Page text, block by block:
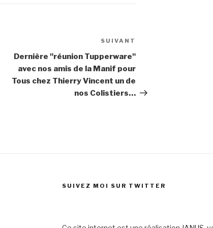
SUIVANT
Dernière "réunion Tupperware"
avec nos amis de la Manif pour
Tous chez Thierry Vincent un de
nos Colistiers…
SUIVEZ MOI SUR TWITTER